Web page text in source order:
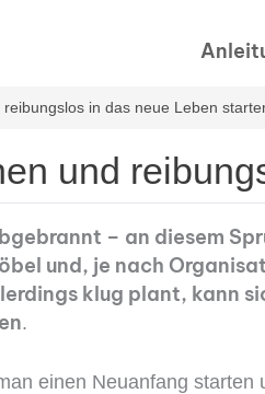
in das neue Leben
und
– an diesem
und, je nach
klug plant, kann
.
einen Neuanfang starten